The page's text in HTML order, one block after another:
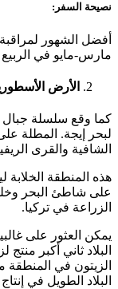
نصيحة السفر:
أفضل الشهور
مارس-مايو في
الأرض
لبحر إيجة. المطلة
الشافية والقرى
هذه المنطقة
على شاطئ البحر
الزراعة في تركيا.
يمكن العثور على
البلاد ثاني أكبر
الزيتون في المنطقة
البلاد الطويل في